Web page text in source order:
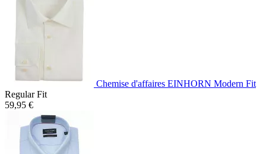
Chemise d'affaires EINHORN Modern Fit
Regular Fit
59,95 €